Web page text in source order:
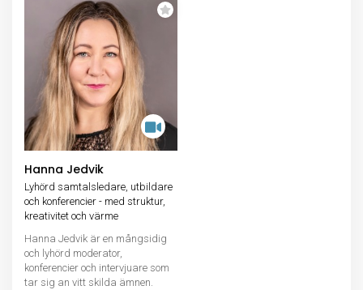
Hanna Jedvik
Lyhörd samtalsledare, utbildare
och konferencier - med struktur,
kreativitet och värme
Hanna Jedvik är en mångsidig
och lyhörd moderator,
konferencier och intervjuare som
tar sig an vitt skilda ämnen.